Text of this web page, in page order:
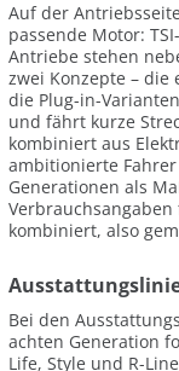
Auf der
passende Motor:
Antriebe stehen
zwei Konzepte – die
die Plug-in-
und fährt kurze
kombiniert aus
ambitionierte
Generationen als
kombiniert, also
Bei den
achten Generation
Life, Style und R-